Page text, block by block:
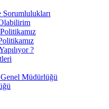
Sorumlulukları
?
Müdürlüğü